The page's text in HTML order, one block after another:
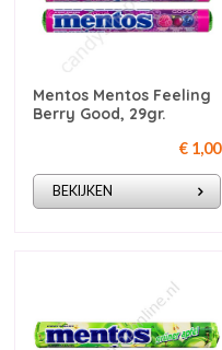
Mentos Mentos Feeling
Berry Good, 29gr.
€ 1,00
BEKIJKEN